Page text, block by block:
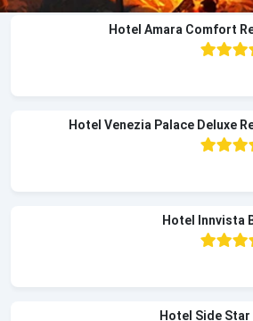
Hotel Amara Comfort
Hotel Venezia Palace Deluxe
Hotel Innvista